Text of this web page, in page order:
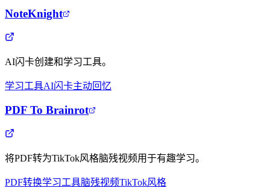
NoteKnight
AI闪卡创建和学习工具。
学习工具AI闪卡主动回忆
PDF To Brainrot
将PDF转为TikTok风格脑残视频用于有趣学习。
PDF转换学习工具脑残视频TikTok风格